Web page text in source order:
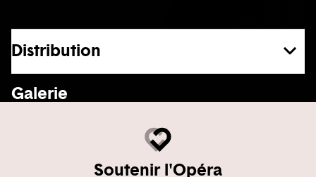
Distribution
Galerie
Soutenir l'Opéra